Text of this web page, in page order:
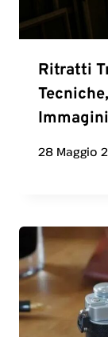
Ritratti
28 Maggio